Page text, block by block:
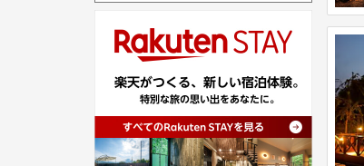
a
.
e
a